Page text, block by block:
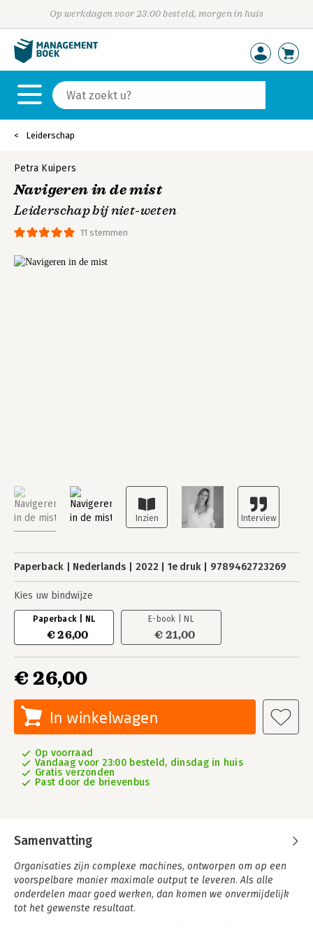
Op werkdagen voor 23:00 besteld, morgen in huis
Leiderschap
11 stemmen
Petra Kuipers
Navigeren in de mist
Leiderschap bij niet-weten
Paperback Nederlands 2022 1e druk 9789462723269
Kies uw bindwijze
Paperback | NL
€ 26,00
E-book | NL
€ 21,00
€ 26,00
In winkelwagen
Op voorraad
Vandaag voor 23:00 besteld, dinsdag in huis
Gratis verzonden
Past door de brievenbus
Samenvatting
Organisaties zijn complexe machines, ontworpen om op een
voorspelbare manier maximale output te leveren. Als alle
onderdelen maar goed werken, dan komen we onvermijdelijk
tot het gewenste resultaat.